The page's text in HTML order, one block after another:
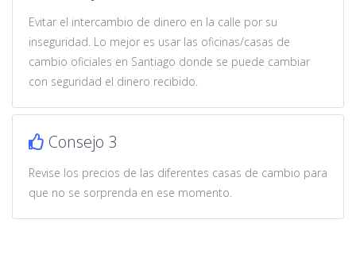
Evitar el intercambio de dinero en la calle por su
inseguridad. Lo mejor es usar las oficinas/casas de
cambio oficiales en Santiago donde se puede cambiar
con seguridad el dinero recibido.
Consejo 3
Revise los precios de las diferentes casas de cambio para
que no se sorprenda en ese momento.